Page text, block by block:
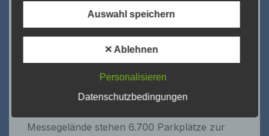
mit einer der beiden S-Bahn-Linien vom
Hauptbahnhof aus da. Fast rund um die Uhr
also die schnellste Verbindung zwischen
Stuttgarts Hauptbahnhof und der Messe.
In unmittelbarer Nähe zum Messegelände
Messegelände stehen 6.700 Parkplätze zur
Datenschutzgesetze und anderer Bestimmungen
mit datenschutzrechtlichem Charakter ist:
DAMPFERmagazin
Manfred Schindler
Am Steinbruch 8
65779 Kelkheim
Tel.: +49 (0) 174 20 60 90 6
Auswahl speichern
✕ Ablehnen
Personalisieren
Datenschutzbedingungen